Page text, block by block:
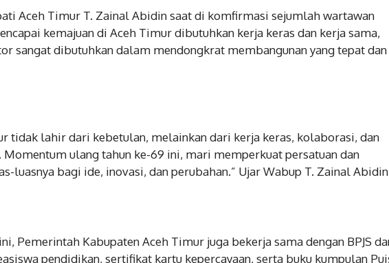
Aceh Timur T. Zainal Abidin saat di komfirmasi sejumlah wartawan
kemajuan di Aceh Timur dibutuhkan kerja keras dan kerja sama,
sangat dibutuhkan dalam mendongkrat membangunan yang tepat dan
tidak lahir dari kebetulan, melainkan dari kerja keras, kolaborasi, dan
Momentum ulang tahun ke-69 ini, mari memperkuat persatuan dan
luasnya bagi ide, inovasi, dan perubahan.” Ujar Wabup T. Zainal
Pemerintah Kabupaten Aceh Timur juga bekerja sama dengan BPJS
pendidikan, sertifikat kartu kepercayaan, serta buku kumpulan